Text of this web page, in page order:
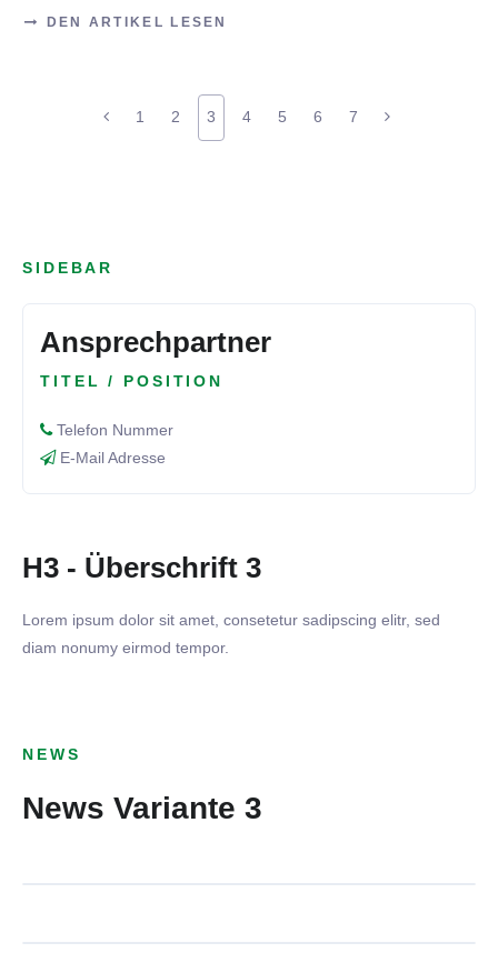
DEN ARTIKEL LESEN
1 2 3 4 5 6 7
SIDEBAR
Ansprechpartner
TITEL / POSITION
Telefon Nummer
E-Mail Adresse
H3 - Überschrift 3
Lorem ipsum dolor sit amet, consetetur sadipscing elitr, sed
diam nonumy eirmod tempor.
NEWS
News Variante 3
SF Mundelsheim - TSV 1899
21. OKTOBER 2024